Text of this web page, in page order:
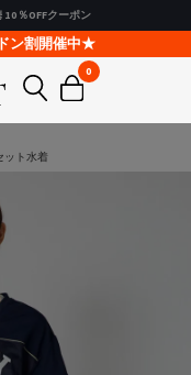
10％OFFクーポン
ン割開催中★
0
ット水着